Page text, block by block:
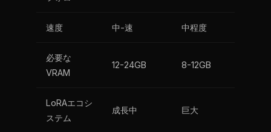
速度 中-速 中程度
必要な
VRAM
12-24GB 8-12GB
LoRAエコシ
ステム
成長中 巨大